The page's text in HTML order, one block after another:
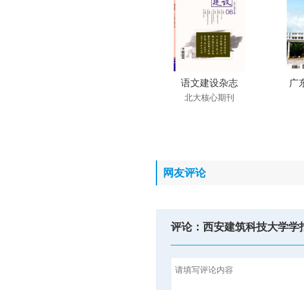
语文建设杂志
北大核心期刊
广
网友评论
评论：西安建筑科技大学学